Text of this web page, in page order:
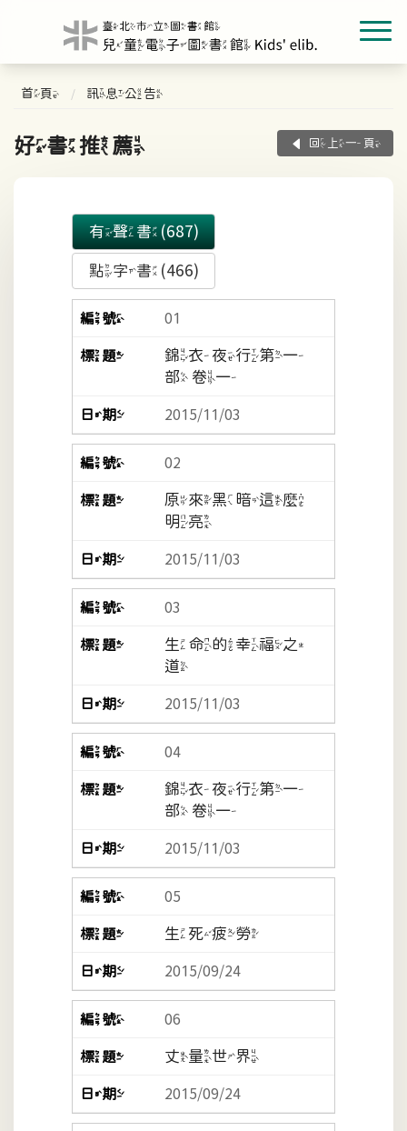
首頁 訊息公告
好書推薦 回上一頁
有聲書(687)
點字書(466)
01
錦衣夜行第一
部 卷一
2015/11/03
02
原來黑暗這麼
明亮
2015/11/03
03
生命的幸福之
道
2015/11/03
04
錦衣夜行第一
部 卷一
2015/11/03
05
生死疲勞
2015/09/24
06
丈量世界
2015/09/24